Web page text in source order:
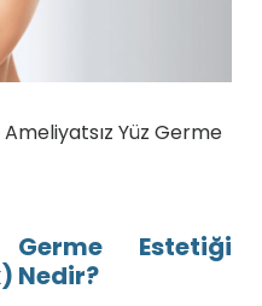
Ameliyatsız Yüz Germe
Estetiği
Nedir?